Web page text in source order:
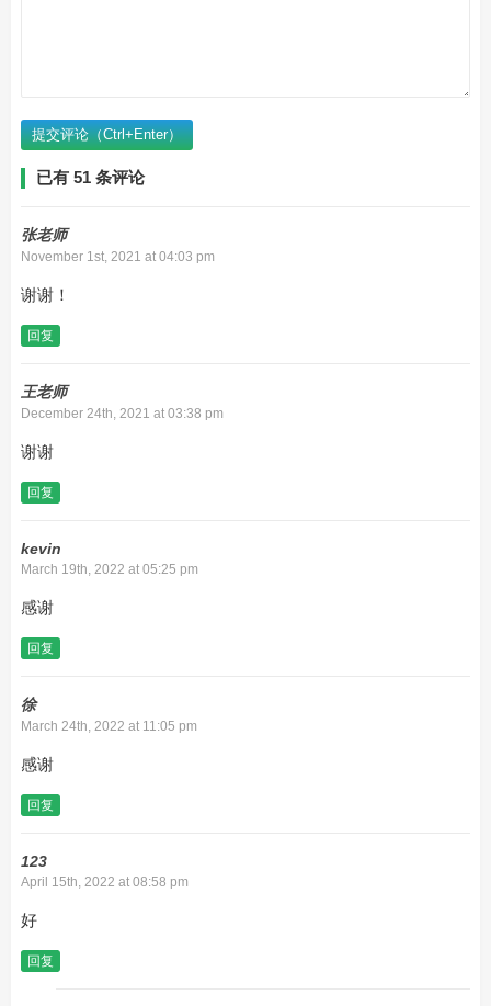
提交评论（Ctrl+Enter）
已有 51 条评论
张老师
November 1st, 2021 at 04:03 pm
谢谢！
回复
王老师
December 24th, 2021 at 03:38 pm
谢谢
回复
kevin
March 19th, 2022 at 05:25 pm
感谢
回复
徐
March 24th, 2022 at 11:05 pm
感谢
回复
123
April 15th, 2022 at 08:58 pm
好
回复